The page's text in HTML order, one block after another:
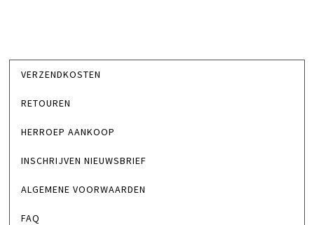
VERZENDKOSTEN
RETOUREN
HERROEP AANKOOP
INSCHRIJVEN NIEUWSBRIEF
ALGEMENE VOORWAARDEN
FAQ